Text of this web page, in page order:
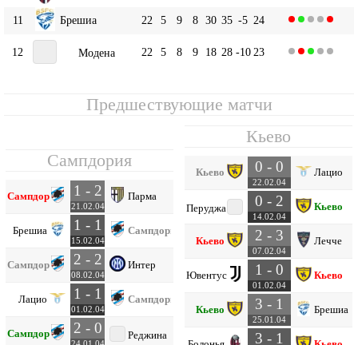
11 Брешиа 22 5 9 8 30 35 -5 24
12 Модена 22 5 8 9 18 28 -10 23
Предшествующие матчи
Сампдория
Сампдория 1 - 2
21.02.04
Парма
Брешиа 1 - 1
15.02.04
Сампдория
Сампдория 2 - 2
08.02.04
Интер
Лацио 1 - 1
01.02.04
Сампдория
Сампдория 2 - 0 Реджина
Кьево
Кьево 0 - 0
22.02.04
Лацио
Перуджа 0 - 2
14.02.04
Кьево
Кьево 2 - 3
07.02.04
Лечче
Ювентус 1 - 0
01.02.04
Кьево
Кьево 3 - 1
25.01.04
Брешиа
3 - 1